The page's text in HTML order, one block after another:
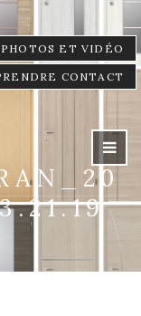
ET VIDÉO
CONTACT